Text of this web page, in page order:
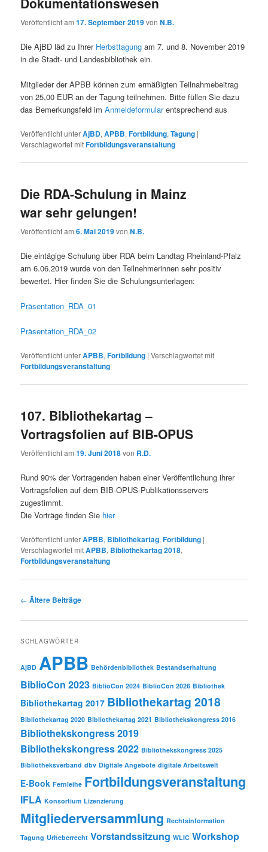
Veröffentlicht am17. September 2019vonN.B.
Die AjBD läd zu Ihrer Herbsttagung am 7. und 8. November 2019
in die Stadt‐ und Landesbibliothek ein.
Mitglieder der APBB können zum ermäßigten Teilnahmebeitrag
von 25,00 EUR an der Tagung teilnehmen. Bitte füllen Sie dazu
das Bemerkungsfeld imAnmeldeformularentsprechend aus
Veröffentlicht unterAjBD,APBB,Fortbildung,Tagung |
Verschlagwortet mitFortbildungsveranstaltung
Die RDA-Schulung in Mainz
war sehr gelungen!
Veröffentlicht am6. Mai 2019vonN.B.
Die eintägige Schulung über RDA beim Landtag Rheinland-Pfalz
am 6.06.2019 wurde von den Teilnehmerinnen sehr positiv
bewertet. Hier finden Sie die Schulungsunterlagen:
Präsentation_RDA_01
Präsentation_RDA_02
Veröffentlicht unterAPBB,Fortbildung |Verschlagwortet mit
Fortbildungsveranstaltung
107. Bibliothekartag –
Vortragsfolien auf BIB-OPUS
Veröffentlicht am19. Juni 2018von R.D.
Rund 90% der Vortragenden haben einer Veröffentlichung ihrer
Vortragsfolien auf dem BIB-OPUS-Publikationsservers
zugestimmt.
Die Vorträge finden Sie hier
Veröffentlicht unterAPBB, Bibliothekartag,Fortbildung |
Verschlagwortet mitAPBB, Bibliothekartag 2018,
Fortbildungsveranstaltung
Beitragsnavigation
← Ältere Beiträge
SCHLAGWÖRTER
AjBD APBB Behördenbibliothek Bestandserhaltung
BiblioCon 2023 BiblioCon 2024 BiblioCon 2026 Bibliothek
Bibliothekartag 2017 Bibliothekartag 2018
Bibliothekartag 2020 Bibliothekartag 2021 Bibliothekskongress 2016
Bibliothekskongress 2019
Bibliothekskongress 2022 Bibliothekskongress 2025
Bibliotheksverband dbv Digitale Angebote digitale Arbeitswelt
E-Book Fernleihe Fortbildungsveranstaltung
IFLA Konsortium Lizenzierung
Mitgliederversammlung Rechtsinformation
Tagung Urheberrecht Vorstandssitzung WLIC Workshop